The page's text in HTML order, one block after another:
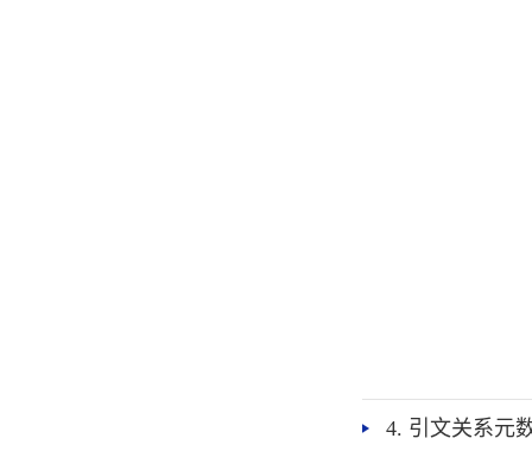
4. 引文关系元